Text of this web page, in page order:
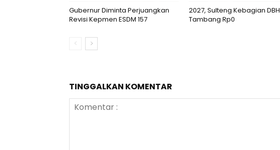
Gubernur Diminta Perjuangkan
Revisi Kepmen ESDM 157
2027, Sulteng Kebagian DBH
Tambang Rp0
TINGGALKAN KOMENTAR